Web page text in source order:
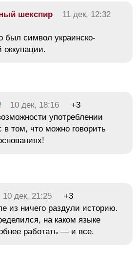
шекспир
11 дек, 12:32
был символ украинско-
оккупации.
10 дек, 18:16
+3
употреблении
в том, что можно говорить
10 дек, 21:25
+3
из ничего раздули историю.
на каком языке
работать — и все.